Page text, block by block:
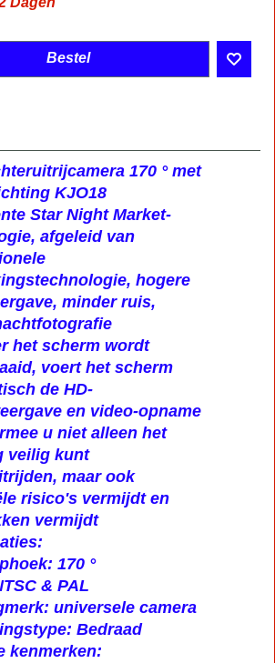
Bestel
170 ° met
KJO18
Star Night Market-
afgeleid van
hogere
minder ruis,
het scherm wordt
voert het scherm
de HD-
en video-opname
u niet alleen het
veilig kunt
maar ook
risico's vermijdt en
vermijdt
170 °
& PAL
universele camera
Bedraad
kenmerken: